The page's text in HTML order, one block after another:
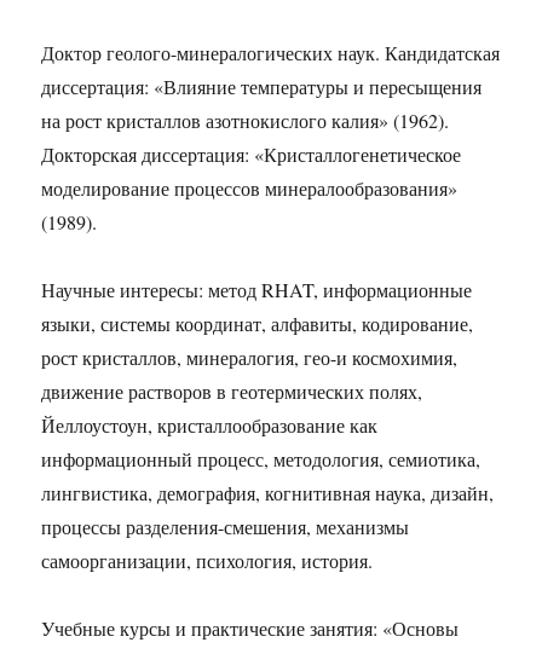
Доктор геолого-минералогических наук. Кандидатская
диссертация: «Влияние температуры и пересыщения
на рост кристаллов азотнокислого калия» (1962).
Докторская диссертация: «Кристаллогенетическое
моделирование процессов минералообразования»
(1989).
Научные интересы: метод RHAT, информационные
языки, системы координат, алфавиты, кодирование,
рост кристаллов, минералогия, гео-и космохимия,
движение растворов в геотермических полях,
Йеллоустоун, кристаллообразование как
информационный процесс, методология, семиотика,
лингвистика, демография, когнитивная наука, дизайн,
процессы разделения-смешения, механизмы
самоорганизации, психология, история.
Учебные курсы и практические занятия: «Основы